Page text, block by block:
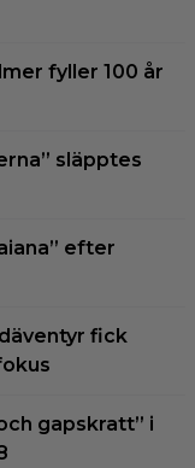
fyller 100 år
släpptes
efter
fick
gapskratt” i